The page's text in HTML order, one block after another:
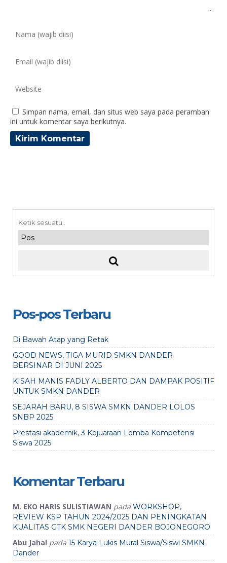
Simpan nama, email, dan situs web saya pada peramban
ini untuk komentar saya berikutnya.
Pos-pos Terbaru
Di Bawah Atap yang Retak
GOOD NEWS, TIGA MURID SMKN DANDER
BERSINAR DI JUNI 2025
KISAH MANIS FADLY ALBERTO DAN DAMPAK POSITIF
UNTUK SMKN DANDER
SEJARAH BARU, 8 SISWA SMKN DANDER LOLOS
SNBP 2025
Prestasi akademik, 3 Kejuaraan Lomba Kompetensi
Siswa 2025
Komentar Terbaru
M. EKO HARIS SULISTIAWAN pada WORKSHOP,
REVIEW KSP TAHUN 2024/2025 DAN PENINGKATAN
KUALITAS GTK SMK NEGERI DANDER BOJONEGORO
Abu Jahal pada 15 Karya Lukis Mural Siswa/Siswi SMKN
Dander